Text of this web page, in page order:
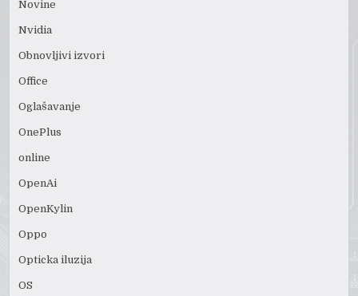
Novine
Nvidia
Obnovljivi izvori
Office
Oglašavanje
OnePlus
online
OpenAi
OpenKylin
Oppo
Opticka iluzija
OS